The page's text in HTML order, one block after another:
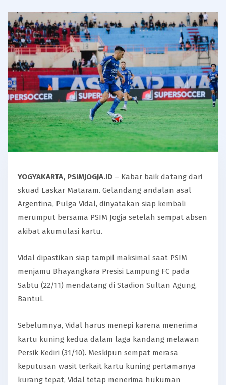
YOGYAKARTA, PSIMJOGJA.ID – Kabar baik datang dari
skuad Laskar Mataram. Gelandang andalan asal
Argentina, Pulga Vidal, dinyatakan siap kembali
merumput bersama PSIM Jogja setelah sempat absen
akibat akumulasi kartu.
Vidal dipastikan siap tampil maksimal saat PSIM
menjamu Bhayangkara Presisi Lampung FC pada
Sabtu (22/11) mendatang di Stadion Sultan Agung,
Bantul.
Sebelumnya, Vidal harus menepi karena menerima
kartu kuning kedua dalam laga kandang melawan
Persik Kediri (31/10). Meskipun sempat merasa
keputusan wasit terkait kartu kuning pertamanya
kurang tepat, Vidal tetap menerima hukuman